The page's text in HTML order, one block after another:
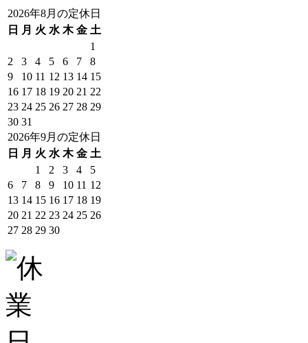
2026年8月の定休日
日
月 火 水 木 金 土
1
2
3 4 5 6 7
8
9
10 11 12 13 14 15
16 17 18 19 20 21 22
23 24 25 26 27 28 29
30 31
2026年9月の定休日
日
月 火 水 木 金 土
1
2 3 4
5
6
7 8 9 10 11 12
13 14 15 16 17 18 19
20 21 22 23 24 25 26
27 28 29 30